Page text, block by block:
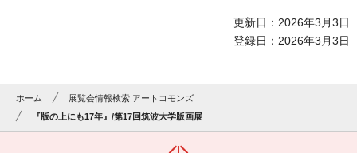
更新日：2026年3月3日
登録日：2026年3月3日
ホーム
展覧会情報検索 アートコモンズ
『版の上にも17年』/第17回筑波大学版画展